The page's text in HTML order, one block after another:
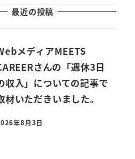
最近の投稿
メディアMEETS
さんの「週休3日
収入」についての記事で
材いただきいました。
稿日
年8月3日